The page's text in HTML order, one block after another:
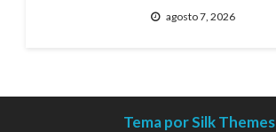
agosto 7, 2026
Tema por Silk Themes